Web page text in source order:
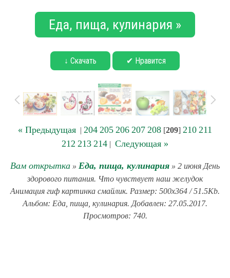
Еда, пища, кулинария »
↓ Скачать ✔ Нравится
« Предыдущая | 204 205 206 207 208 [209] 210 211
212 213 214 | Следующая »
Вам открытка » Еда, пища, кулинария » 2 июня День
здорового питания. Что чувствует наш желудок
Анимация гиф картинка смайлик. Размер: 500x364 / 51.5Kb.
Альбом: Еда, пища, кулинария. Добавлен: 27.05.2017.
Просмотров: 740.